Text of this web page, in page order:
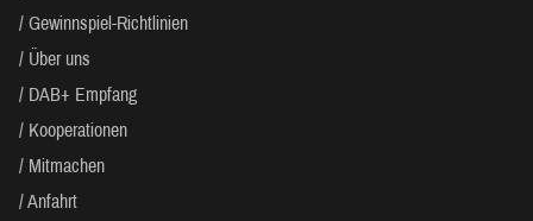
Gewinnspiel-Richtlinien
Über uns
DAB+ Empfang
Kooperationen
Mitmachen
Anfahrt